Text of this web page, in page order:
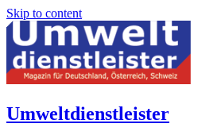
Skip to content
Umweltdienstleister